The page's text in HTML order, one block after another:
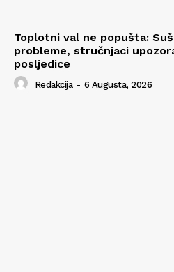
Toplotni val ne popušta:
probleme, stručnjaci
posljedice
Redakcija - 6 Augusta, 2026